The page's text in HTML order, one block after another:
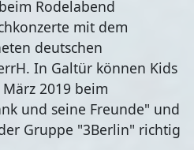
Rodelabend
mit dem
deutschen
In Galtür können Kids
2019 beim
und seine Freunde" und
Gruppe "3Berlin" richtig